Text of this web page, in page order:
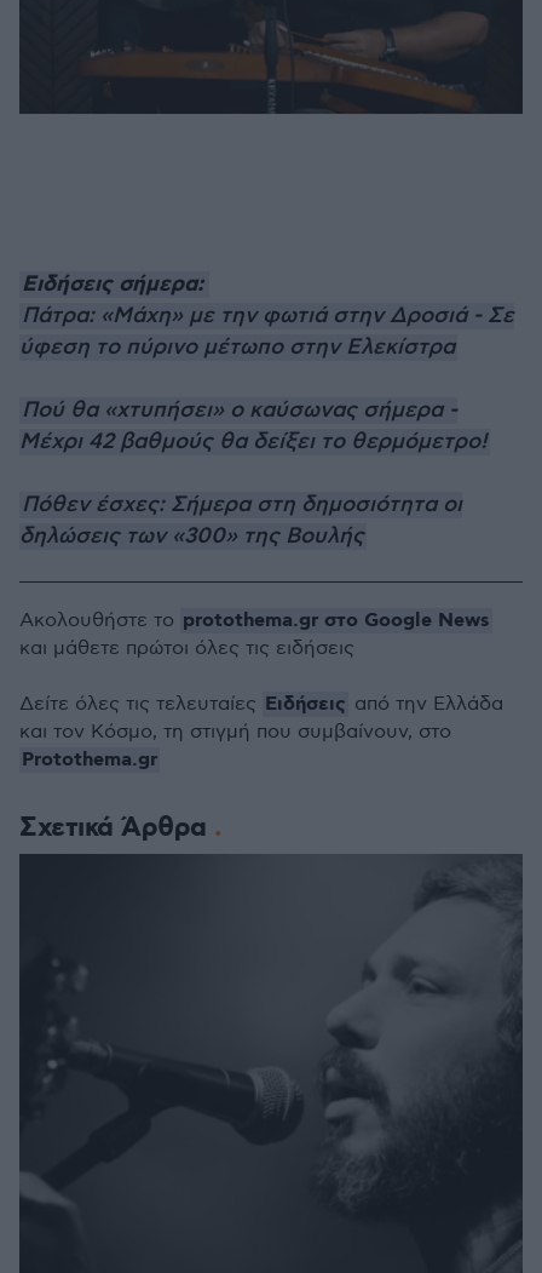
Ειδήσεις σήμερα:
Πάτρα: «Μάχη» με την φωτιά στην Δροσιά - Σε
ύφεση το πύρινο μέτωπο στην Ελεκίστρα
Πού θα «χτυπήσει» ο καύσωνας σήμερα -
Μέχρι 42 βαθμούς θα δείξει το θερμόμετρο!
Πόθεν έσχες: Σήμερα στη δημοσιότητα οι
δηλώσεις των «300» της Βουλής
Σχετικά Άρθρα
Ακολουθήστε το protothema.gr στο Google News
και μάθετε πρώτοι όλες τις ειδήσεις
Δείτε όλες τις τελευταίες Ειδήσεις από την Ελλάδα
και τον Κόσμο, τη στιγμή που συμβαίνουν, στο
Protothema.gr